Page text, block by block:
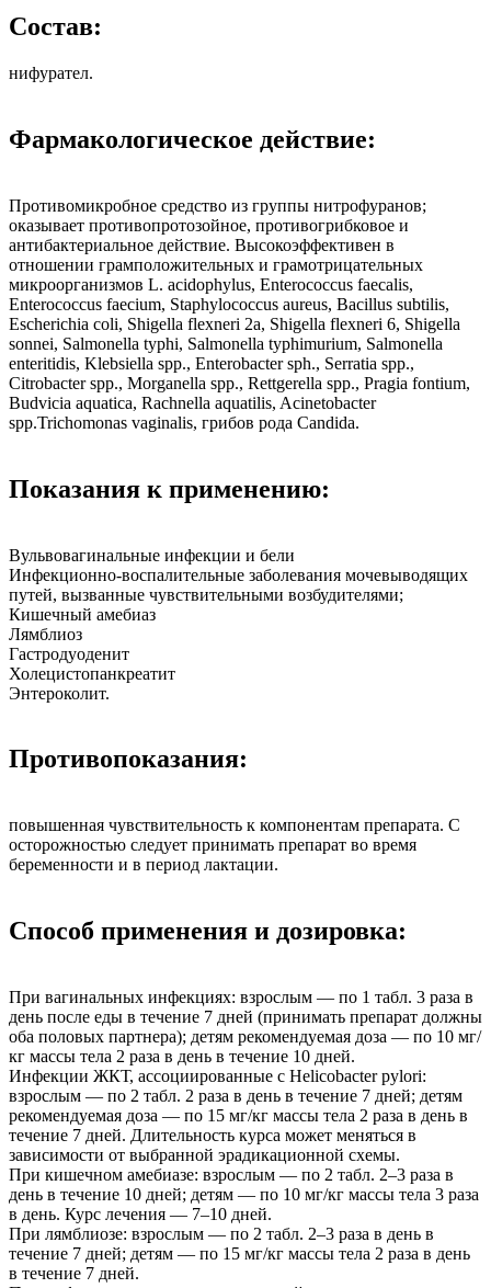
Состав:
нифурател.
Фармакологическое действие:
Противомикробное средство из группы нитрофуранов;
оказывает противопротозойное, противогрибковое и
антибактериальное действие. Высокоэффективен в
отношении грамположительных и грамотрицательных
микроорганизмов L. acidophylus, Enterococcus faecalis,
Enterococcus faecium, Staphylococcus aureus, Bacillus subtilis,
Escherichia coli, Shigella flexneri 2a, Shigella flexneri 6, Shigella
sonnei, Salmonella typhi, Salmonella typhimurium, Salmonella
enteritidis, Klebsiella spp., Enterobacter sph., Serratia spp.,
Citrobacter spp., Morganella spp., Rettgerella spp., Pragia fontium,
Budvicia aquatica, Rachnella aquatilis, Acinetobacter
spp.Trichomonas vaginalis, грибов рода Candida.
Показания к применению:
Вульвовагинальные инфекции и бели
Инфекционно-воспалительные заболевания мочевыводящих
путей, вызванные чувствительными возбудителями;
Кишечный амебиаз
Лямблиоз
Гастродуоденит
Холецистопанкреатит
Энтероколит.
Противопоказания:
повышенная чувствительность к компонентам препарата. С
осторожностью следует принимать препарат во время
беременности и в период лактации.
Способ применения и дозировка:
При вагинальных инфекциях: взрослым — по 1 табл. 3 раза в
день после еды в течение 7 дней (принимать препарат должны
оба половых партнера); детям рекомендуемая доза — по 10 мг/
кг массы тела 2 раза в день в течение 10 дней.
Инфекции ЖКТ, ассоциированные с Helicobacter pylori:
взрослым — по 2 табл. 2 раза в день в течение 7 дней; детям
рекомендуемая доза — по 15 мг/кг массы тела 2 раза в день в
течение 7 дней. Длительность курса может меняться в
зависимости от выбранной эрадикационной схемы.
При кишечном амебиазе: взрослым — по 2 табл. 2–3 раза в
день в течение 10 дней; детям — по 10 мг/кг массы тела 3 раза
в день. Курс лечения — 7–10 дней.
При лямблиозе: взрослым — по 2 табл. 2–3 раза в день в
течение 7 дней; детям — по 15 мг/кг массы тела 2 раза в день
в течение 7 дней.